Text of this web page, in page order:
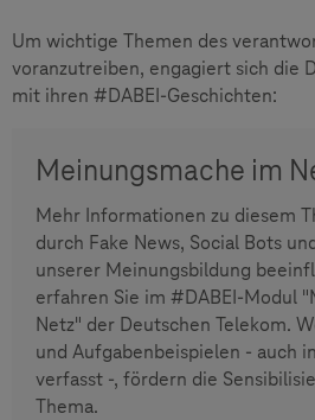
Um wichtige Themen des
voranzutreiben, engagiert sich die
mit ihren #DABEI-Geschichten:
Meinungsmache im
Mehr Informationen zu diesem
durch Fake News, Social Bots
unserer Meinungsbildung
erfahren Sie im #DABEI-Modul
Netz" der Deutschen Telekom.
und Aufgabenbeispielen - auch
verfasst -, fördern die
Thema.